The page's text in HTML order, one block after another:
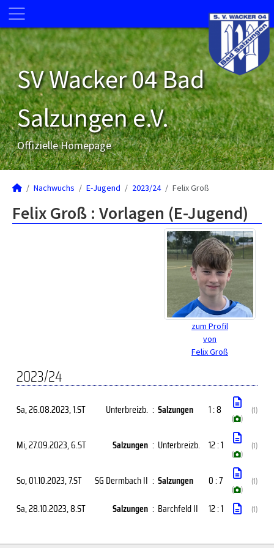
SV Wacker 04 Bad
Salzungen e.V.
Offizielle Homepage
Nachwuchs E-Jugend 2023/24 Felix Groß
Felix Groß : Vorlagen (E-Jugend)
zum Profil
von
Felix Groß
2023/24
Sa, 26.08.2023, 1.ST Unterbreizb. : Salzungen 1 : 8
( )
(1)
Mi, 27.09.2023, 6.ST Salzungen : Unterbreizb. 12 : 1
( )
(1)
So, 01.10.2023, 7.ST SG Dermbach II : Salzungen 0 : 7
( )
(1)
Sa, 28.10.2023, 8.ST Salzungen : Barchfeld II 12 : 1 (1)